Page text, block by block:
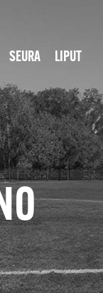
SEURA LIPUT